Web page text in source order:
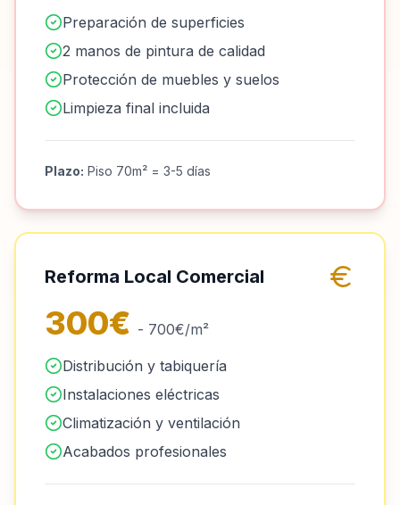
Preparación de superficies
2 manos de pintura de calidad
Protección de muebles y suelos
Limpieza final incluida
Plazo: Piso 70m² = 3-5 días
Reforma Local Comercial
300€ - 700€/m²
Distribución y tabiquería
Instalaciones eléctricas
Climatización y ventilación
Acabados profesionales